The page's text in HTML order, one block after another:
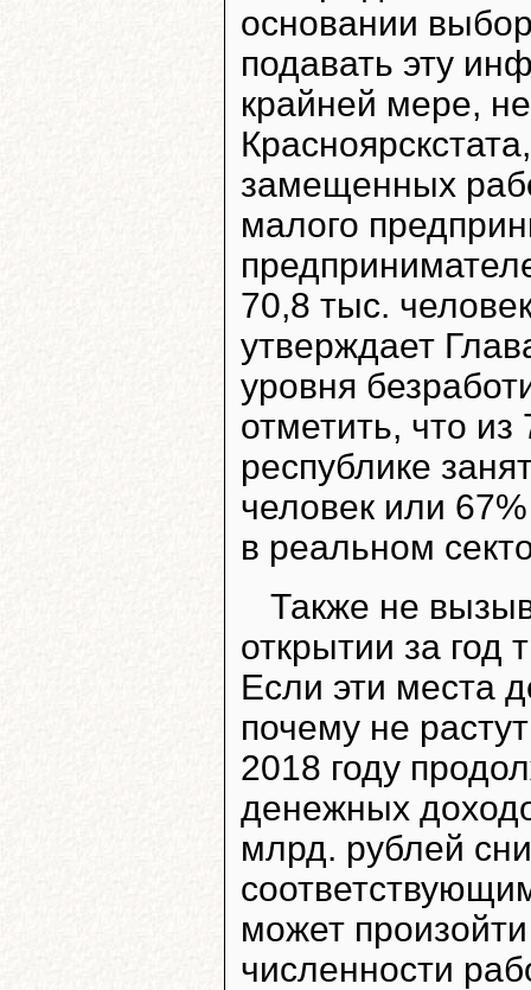
основании
подавать эту
крайней мере,
замещенных
малого
70,8 тыс.
утверждает
уровня
отметить, что
республике
человек или
в реальном
Также не
открытии за год
Если эти места
почему не
2018 году
денежных
млрд. рублей
может
численности